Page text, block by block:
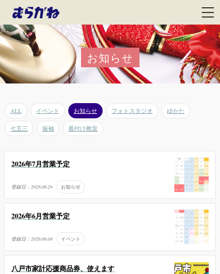
お知らせ
ALL イベント お知らせ フォトスタジオ ゆかた
七五三 振袖 着付け教室
2026年7月営業予定
登録日：2026.06.29 お知らせ
2026年6月営業予定
登録日：2026.06.08 イベント
八戸市家計応援商品券、使えます